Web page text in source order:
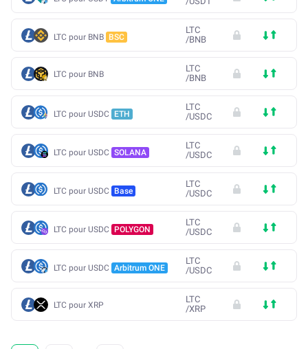
LTC pour BNB BSC
LTC
/BNB
LTC pour BNB
LTC
/BNB
LTC pour USDC ETH
LTC
/USDC
LTC pour USDC SOLANA
LTC
/USDC
LTC pour USDC Base
LTC
/USDC
LTC pour USDC POLYGON
LTC
/USDC
LTC pour USDC Arbitrum ONE
LTC
/USDC
LTC pour XRP
LTC
/XRP